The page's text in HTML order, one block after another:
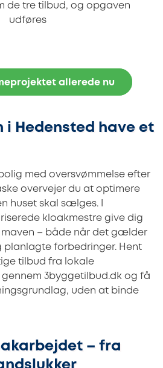
de tre tilbud, og opgaven
udføres
allerede nu
i Hedensted have et
med oversvømmelse efter
overvejer du at optimere
huset skal sælges. I
kloakmestre give dig
– både når det gælder
planlagte forbedringer. Hent
tilbud fra lokale
3byggetilbud.dk og få
uden at binde
– fra